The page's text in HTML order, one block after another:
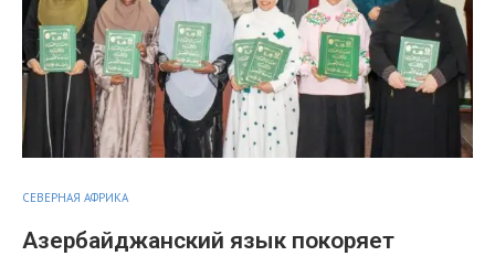
СЕВЕРНАЯ АФРИКА
Азербайджанский язык покоряет